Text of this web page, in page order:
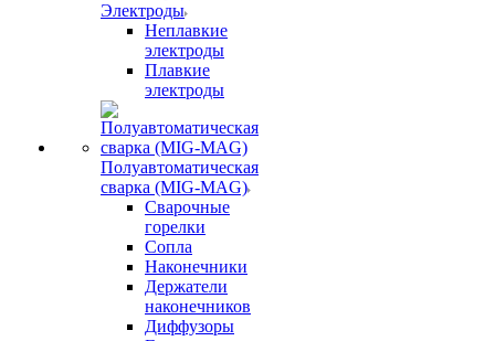
Электроды
Неплавкие
электроды
Плавкие
электроды
Полуавтоматическая
сварка (MIG-MAG)
Сварочные
горелки
Сопла
Наконечники
Держатели
наконечников
Диффузоры